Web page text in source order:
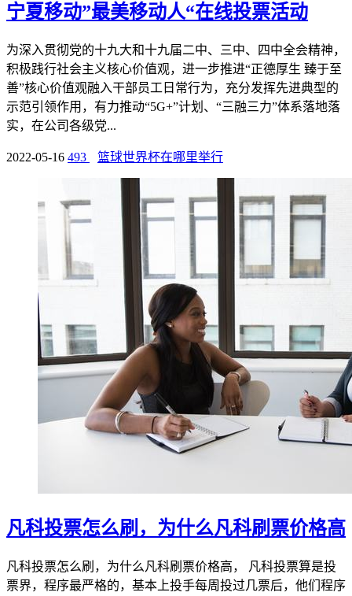
宁夏移动”最美移动人“在线投票活动
为深入贯彻党的十九大和十九届二中、三中、四中全会精神，
积极践行社会主义核心价值观，进一步推进“正德厚生 臻于至
善”核心价值观融入干部员工日常行为，充分发挥先进典型的
示范引领作用，有力推动“5G+”计划、“三融三力”体系落地落
实，在公司各级党...
2022-05-16 493 篮球世界杯在哪里举行
凡科投票怎么刷，为什么凡科刷票价格高
凡科投票怎么刷，为什么凡科刷票价格高， 凡科投票算是投
票界，程序最严格的，基本上投手每周投过几票后，他们程序